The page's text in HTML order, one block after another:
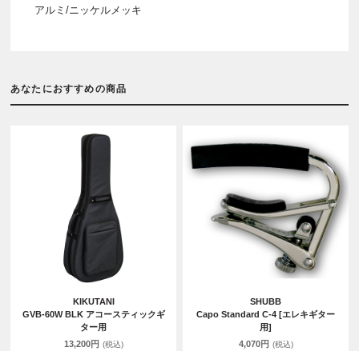
アルミ/ニッケルメッキ
あなたにおすすめの商品
KIKUTANI
GVB-60W BLK アコースティックギ
ター用
13,200円 (税込)
SHUBB
Capo Standard C-4 [エレキギター
用]
4,070円 (税込)